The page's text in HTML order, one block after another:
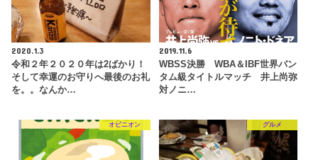
2020.1.3
令和２年２０２０年は2ばかり！
そして幸運のお守りへ最後のお礼
を。。なんか…
2019.11.6
WBSS決勝 WBA＆IBF世界バン
タム級タイトルマッチ 井上尚弥
対ノニ…
オピニオン グルメ